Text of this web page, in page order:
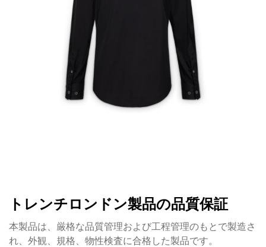
トレンチロンドン製品の品質保証
本製品は、厳格な品質管理および工程管理のもとで製造さ
れ、外観、規格、物性検査に合格した製品です。